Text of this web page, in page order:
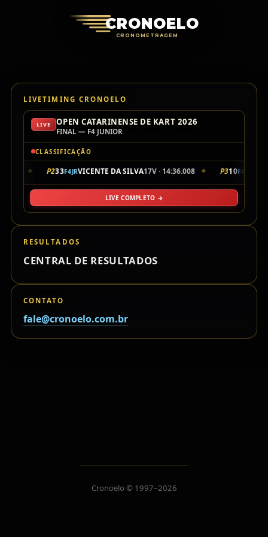
CRONOELO
CRONOMETRAGEM
LIVETIMING CRONOELO
LIVE OPEN CATARINENSE DE KART 2026
FINAL — F4 JUNIOR
CLASSIFICAÇÃO
◆ P233F4JRVICENTE DA SILVA17V · 14:36.008 ◆ P310F4JR
LIVE COMPLETO →
RESULTADOS
CENTRAL DE RESULTADOS
CONTATO
fale@cronoelo.com.br
Cronoelo © 1997–2026